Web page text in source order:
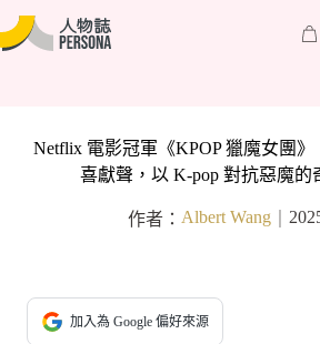
Netflix 電影冠軍《KPOP 獵魔女團
喜獻聲，以 K-pop 對抗惡魔的
作者： Albert Wang｜
加入為 Google 偏好來源